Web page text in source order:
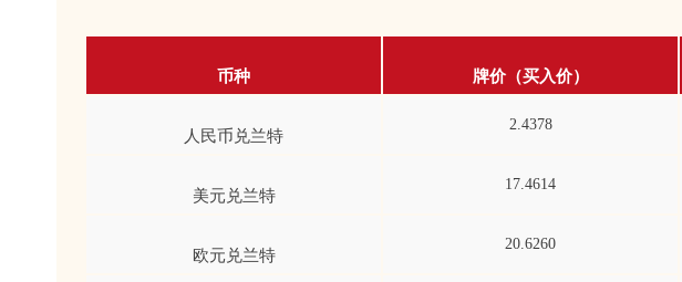
币种 牌价（买入价）
人民币兑兰特
2.4378
美元兑兰特
17.4614
欧元兑兰特
20.6260